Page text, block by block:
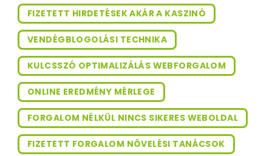
FIZETETT HIRDETÉSEK AKÁR A KASZINÓ
VENDÉGBLOGOLÁSI TECHNIKA
KULCSSZÓ OPTIMALIZÁLÁS WEBFORGALOM
ONLINE EREDMÉNY MÉRLEGE
FORGALOM NÉLKÜL NINCS SIKERES WEBOLDAL
FIZETETT FORGALOM NÖVELÉSI TANÁCSOK